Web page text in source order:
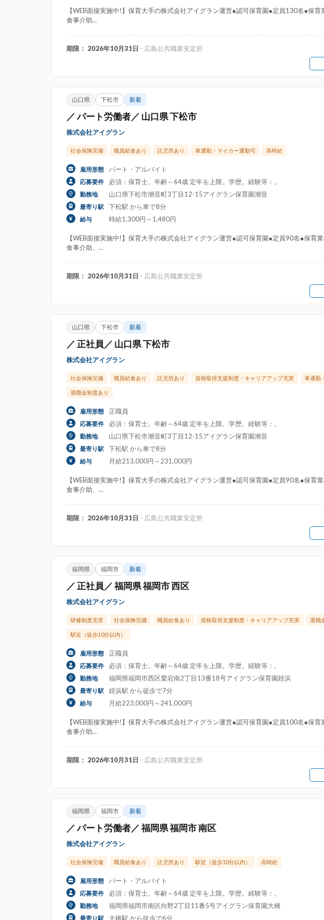
【WEB面接実施中!】保育大手の株式会社アイグラン運営●認可保育園●定員130名●保育
食事介助...
期限： 2026年10月31日 - 広島公共職業安定所
山口県 下松市 新着
／ パート労働者／ 山口県 下松市
株式会社アイグラン
社会保険完備 職員給食あり 託児所あり 車通勤・マイカー通勤可 高時給
雇用形態 パート・アルバイト
応募要件 必須：保育士。年齢～64歳 定年を上限。学歴。経験等：。
勤務地 山口県下松市潮音町3丁目12-15アイグラン保育園潮音
最寄り駅 下松駅 から車で8分
給与 時給1,300円～1,480円
【WEB面接実施中!】保育大手の株式会社アイグラン運営●認可保育園●定員90名●保育
食事介助、...
期限： 2026年10月31日 - 広島公共職業安定所
山口県 下松市 新着
／ 正社員／ 山口県 下松市
株式会社アイグラン
社会保険完備 職員給食あり 託児所あり 資格取得支援制度・キャリアアップ充実 車通勤
退職金制度あり
雇用形態 正職員
応募要件 必須：保育士。年齢～64歳 定年を上限。学歴。経験等：。
勤務地 山口県下松市潮音町3丁目12-15アイグラン保育園潮音
最寄り駅 下松駅 から車で8分
給与 月給213,000円～231,000円
【WEB面接実施中!】保育大手の株式会社アイグラン運営●認可保育園●定員90名●保育
食事介助、...
期限： 2026年10月31日 - 広島公共職業安定所
福岡県 福岡市 新着
／ 正社員／ 福岡県 福岡市 西区
株式会社アイグラン
研修制度充実 社会保険完備 職員給食あり 資格取得支援制度・キャリアアップ充実 退職
駅近（徒歩10分以内）
雇用形態 正職員
応募要件 必須：保育士。年齢～64歳 定年を上限。学歴。経験等：。
勤務地 福岡県福岡市西区愛宕南2丁目13番18号アイグラン保育園姪浜
最寄り駅 姪浜駅 から徒歩で7分
給与 月給223,000円～241,000円
【WEB面接実施中!】保育大手の株式会社アイグラン運営●認可保育園●定員100名●保育
食事介助...
期限： 2026年10月31日 - 広島公共職業安定所
福岡県 福岡市 新着
／ パート労働者／ 福岡県 福岡市 南区
株式会社アイグラン
社会保険完備 職員給食あり 託児所あり 駅近（徒歩10分以内） 高時給
雇用形態 パート・アルバイト
応募要件 必須：保育士。年齢～64歳 定年を上限。学歴。経験等：。
勤務地 福岡県福岡市南区向野2丁目11番5号アイグラン保育園大橋
最寄り駅 大橋駅 から徒歩で6分